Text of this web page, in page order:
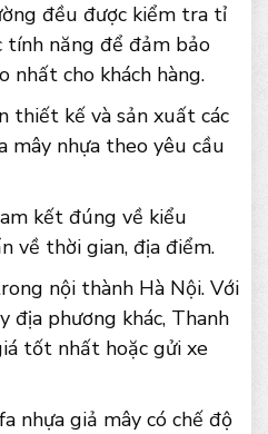
đều được kiểm tra tỉ
tính năng để đảm bảo
nhất cho khách hàng.
thiết kế và sản xuất các
mây nhựa theo yêu cầu
kết đúng về kiểu
về thời gian, địa điểm.
nội thành Hà Nội. Với
địa phương khác, Thanh
tốt nhất hoặc gửi xe
nhựa giả mây có chế độ